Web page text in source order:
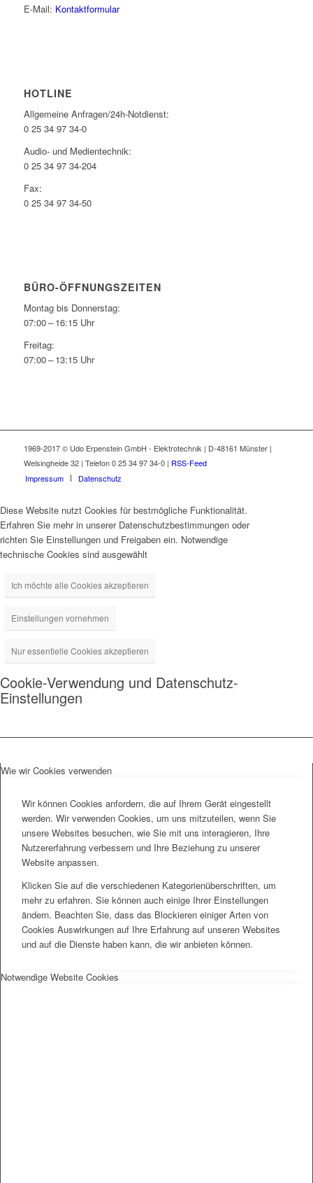
E-Mail: Kontaktformular
HOTLINE
Allgemeine Anfragen/24h-Notdienst:
0 25 34 97 34-0
Audio- und Medientechnik:
0 25 34 97 34-204
Fax:
0 25 34 97 34-50
BÜRO-ÖFFNUNGSZEITEN
Montag bis Donnerstag:
07:00 – 16:15 Uhr
Freitag:
07:00 – 13:15 Uhr
1969-2017 © Udo Erpenstein GmbH - Elektrotechnik | D-48161 Münster |
Welsingheide 32 | Telefon 0 25 34 97 34-0 | RSS-Feed
Impressum
Datenschutz
Diese Website nutzt Cookies für bestmögliche Funktionalität.
Erfahren Sie mehr in unserer Datenschutzbestimmungen oder
richten Sie Einstellungen und Freigaben ein. Notwendige
technische Cookies sind ausgewählt
Ich möchte alle Cookies akzeptieren
Einstellungen vornehmen
Nur essentielle Cookies akzeptieren
Cookie-Verwendung und Datenschutz-
Einstellungen
Wie wir Cookies verwenden
Wir können Cookies anfordern, die auf Ihrem Gerät eingestellt
werden. Wir verwenden Cookies, um uns mitzuteilen, wenn Sie
unsere Websites besuchen, wie Sie mit uns interagieren, Ihre
Nutzererfahrung verbessern und Ihre Beziehung zu unserer
Website anpassen.
Klicken Sie auf die verschiedenen Kategorienüberschriften, um
mehr zu erfahren. Sie können auch einige Ihrer Einstellungen
ändern. Beachten Sie, dass das Blockieren einiger Arten von
Cookies Auswirkungen auf Ihre Erfahrung auf unseren Websites
und auf die Dienste haben kann, die wir anbieten können.
Notwendige Website Cookies